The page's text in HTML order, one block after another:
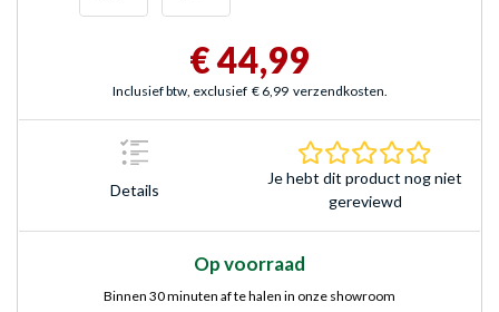
€ 44,99
Inclusief btw, exclusief € 6,99 verzendkosten.
Details
Je hebt dit product nog niet
gereviewd
Op voorraad
Binnen 30 minuten af te halen in onze showroom